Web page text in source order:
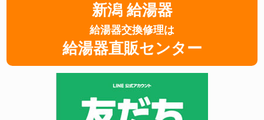
新潟 給湯器
給湯器交換修理は
給湯器直販センター